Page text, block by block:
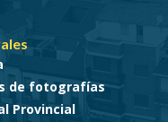
de fotografías
Provincial